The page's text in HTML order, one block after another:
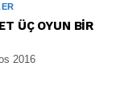
ÜÇ OYUN BİR
2016